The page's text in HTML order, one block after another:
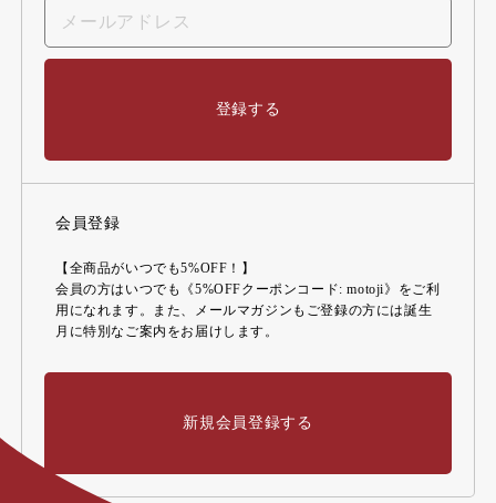
登録する
会員登録
【全商品がいつでも5%OFF！】
会員の方はいつでも《5%OFFクーポンコード: motoji》をご利
用になれます。また、メールマガジンもご登録の方には誕生
月に特別なご案内をお届けします。
新規会員登録する